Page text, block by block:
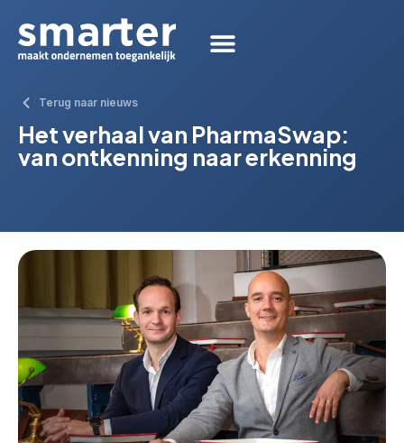
Terug naar nieuws
Het verhaal van PharmaSwap:
van ontkenning naar erkenning